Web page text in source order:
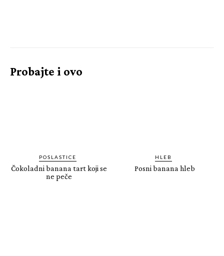
Probajte i ovo
POSLASTICE
Čokoladni banana tart koji se
ne peče
HLEB
Posni banana hleb